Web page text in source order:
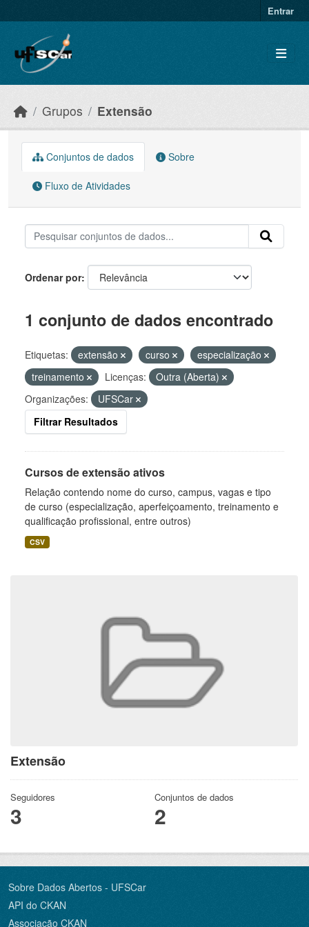
Entrar
Grupos Extensão
Extensão
Seguidores
3
Conjuntos de dados
2
Conjuntos de dados Sobre
Fluxo de Atividades
Ordenar por
1 conjunto de dados encontrado
Etiquetas: extensão curso
especialização
treinamento
Licenças:
Outra (Aberta)
Organizações:
UFSCar
Filtrar Resultados
Cursos de extensão ativos
Relação contendo nome do curso, campus, vagas e tipo
de curso (especialização, aperfeiçoamento, treinamento e
qualificação profissional, entre outros)
CSV
Sobre Dados Abertos - UFSCar
API do CKAN
Associação CKAN